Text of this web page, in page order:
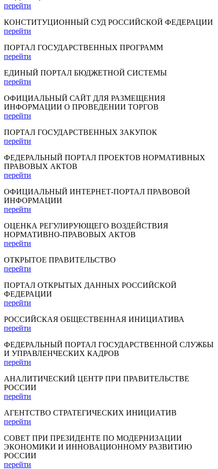
перейти
КОНСТИТУЦИОННЫЙ СУД РОССИЙСКОЙ ФЕДЕРАЦИИ
перейти
ПОРТАЛ ГОСУДАРСТВЕННЫХ ПРОГРАММ
перейти
ЕДИНЫЙ ПОРТАЛ БЮДЖЕТНОЙ СИСТЕМЫ
перейти
ОФИЦИАЛЬНЫЙ САЙТ ДЛЯ РАЗМЕЩЕНИЯ
ИНФОРМАЦИИ О ПРОВЕДЕНИИ ТОРГОВ
перейти
ПОРТАЛ ГОСУДАРСТВЕННЫХ ЗАКУПОК
перейти
ФЕДЕРАЛЬНЫЙ ПОРТАЛ ПРОЕКТОВ НОРМАТИВНЫХ
ПРАВОВЫХ АКТОВ
перейти
ОФИЦИАЛЬНЫЙ ИНТЕРНЕТ-ПОРТАЛ ПРАВОВОЙ
ИНФОРМАЦИИ
перейти
ОЦЕНКА РЕГУЛИРУЮЩЕГО ВОЗДЕЙСТВИЯ
НОРМАТИВНО-ПРАВОВЫХ АКТОВ
перейти
ОТКРЫТОЕ ПРАВИТЕЛЬСТВО
перейти
ПОРТАЛ ОТКРЫТЫХ ДАННЫХ РОССИЙСКОЙ
ФЕДЕРАЦИИ
перейти
РОССИЙСКАЯ ОБЩЕСТВЕННАЯ ИНИЦИАТИВА
перейти
ФЕДЕРАЛЬНЫЙ ПОРТАЛ ГОСУДАРСТВЕННОЙ СЛУЖБЫ
И УПРАВЛЕНЧЕСКИХ КАДРОВ
перейти
АНАЛИТИЧЕСКИЙ ЦЕНТР ПРИ ПРАВИТЕЛЬСТВЕ
РОССИИ
перейти
АГЕНТСТВО СТРАТЕГИЧЕСКИХ ИНИЦИАТИВ
перейти
СОВЕТ ПРИ ПРЕЗИДЕНТЕ ПО МОДЕРНИЗАЦИИ
ЭКОНОМИКИ И ИННОВАЦИОННОМУ РАЗВИТИЮ
РОССИИ
перейти